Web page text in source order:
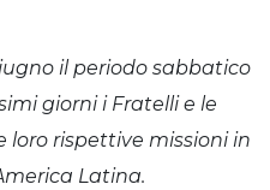
il periodo sabbatico
giorni i Fratelli e le
loro rispettive missioni in
Latina.